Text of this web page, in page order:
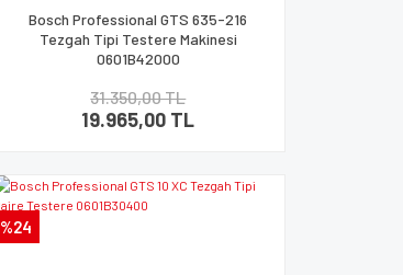
Bosch Professional GTS 635-216
Tezgah Tipi Testere Makinesi
0601B42000
31.350,00 TL
19.965,00 TL
%24